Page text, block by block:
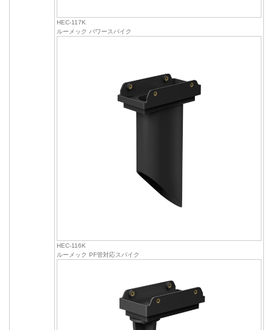
HEC-117K
ルーメック パワースパイク
HEC-116K
ルーメック PF管対応スパイク